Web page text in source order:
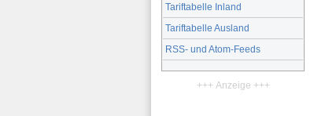
Tariftabelle Inland
Tariftabelle Ausland
RSS- und Atom-Feeds
+++ Anzeige +++